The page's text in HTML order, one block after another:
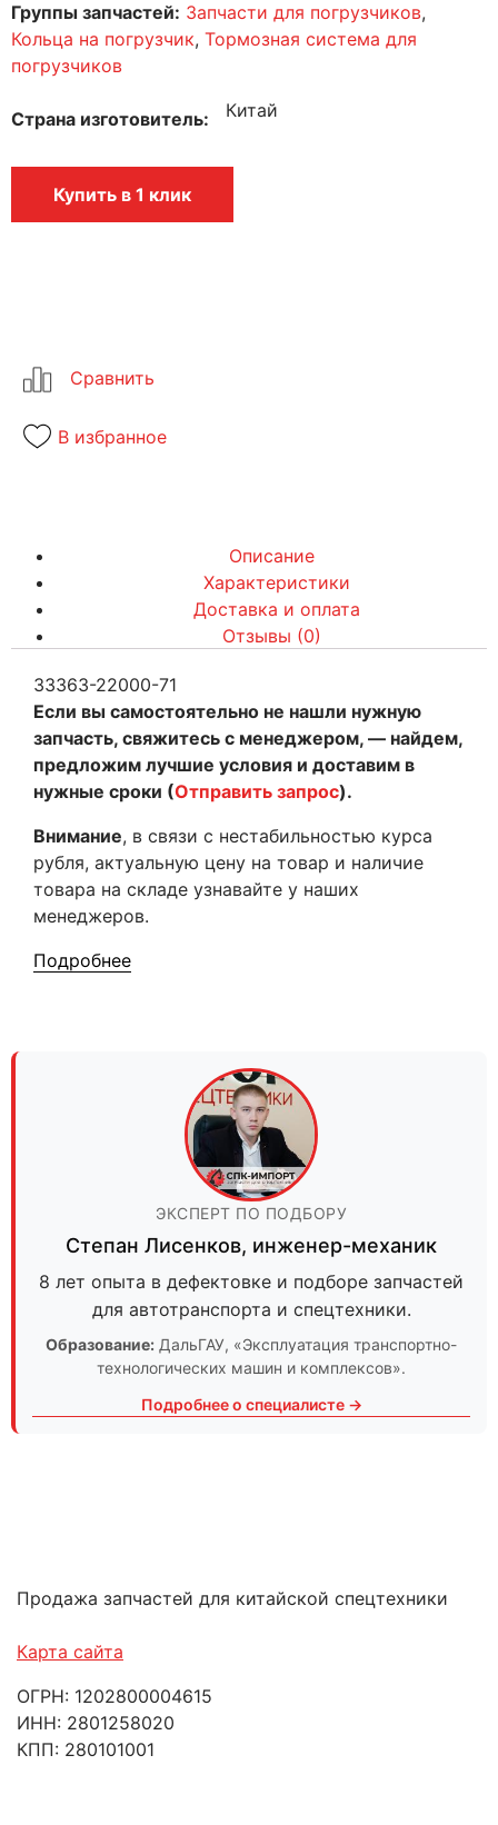
Группы запчастей: Запчасти для погрузчиков,
Кольца на погрузчик, Тормозная система для
погрузчиков
Страна изготовитель Китай
Купить в 1 клик
В избранное
Описание
Характеристики
Доставка и оплата
Отзывы (0)
33363-22000-71
Если вы самостоятельно не нашли нужную
запчасть, свяжитесь с менеджером, — найдем,
предложим лучшие условия и доставим в
нужные сроки (Отправить запрос).
Внимание, в связи с нестабильностью курса
рубля, актуальную цену на товар и наличие
товара на складе узнавайте у наших
менеджеров.
Подробнее
ЭКСПЕРТ ПО ПОДБОРУ
Степан Лисенков, инженер-механик
8 лет опыта в дефектовке и подборе запчастей
для автотранспорта и спецтехники.
Образование: ДальГАУ, «Эксплуатация транспортно-
технологических машин и комплексов».
Подробнее о специалисте →
Продажа запчастей для китайской спецтехники
Карта сайта
ОГРН: 1202800004615
ИНН: 2801258020
КПП: 280101001